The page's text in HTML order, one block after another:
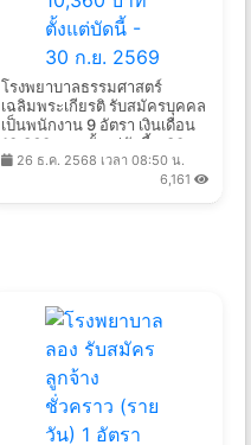
โรงพยาบาลธรรมศาสตร์
เฉลิมพระเกียรติ รับสมัครบุคคล
เป็นพนักงาน 9 อัตรา เงินเดือน
10,360 บาท ตั้งแต่บัดนี้ - 30
ก.ย. 2569
26 ธ.ค. 2568 เวลา 08:50 น.
6,161